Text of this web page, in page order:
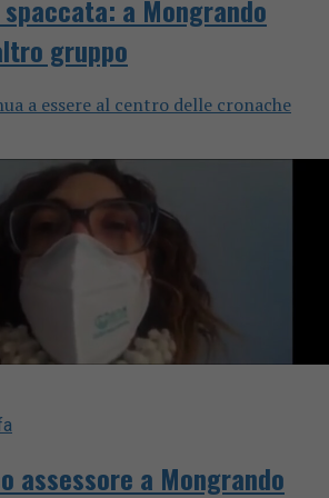
a Mongrando
gruppo
a essere al centro delle cronache
assessore a Mongrando